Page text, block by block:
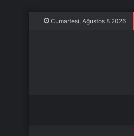
Cumartesi, Ağustos 8 2026